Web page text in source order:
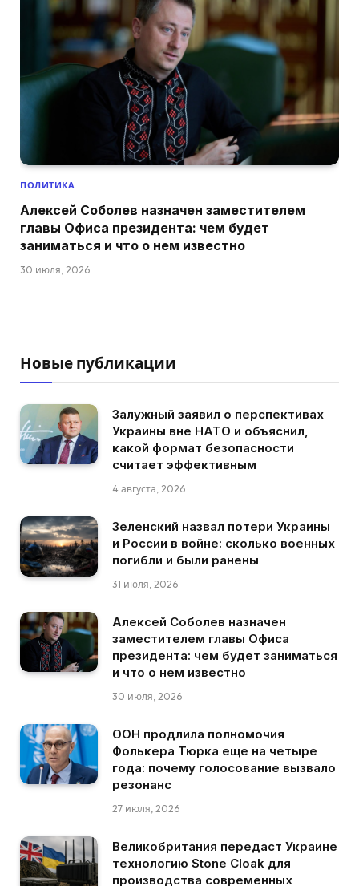
ПОЛИТИКА
Алексей Соболев назначен заместителем
главы Офиса президента: чем будет
заниматься и что о нем известно
30 июля, 2026
Новые публикации
Залужный заявил о перспективах
Украины вне НАТО и объяснил,
какой формат безопасности
считает эффективным
4 августа, 2026
Зеленский назвал потери Украины
и России в войне: сколько военных
погибли и были ранены
31 июля, 2026
Алексей Соболев назначен
заместителем главы Офиса
президента: чем будет заниматься
и что о нем известно
30 июля, 2026
ООН продлила полномочия
Фолькера Тюрка еще на четыре
года: почему голосование вызвало
резонанс
27 июля, 2026
Великобритания передаст Украине
технологию Stone Cloak для
производства современных